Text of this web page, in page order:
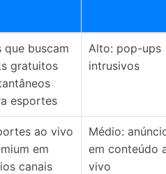
que buscam
gratuitos
esportes
Alto: pop-ups
intrusivos
ao vivo
em
canais
Médio:
em conteúdo
vivo